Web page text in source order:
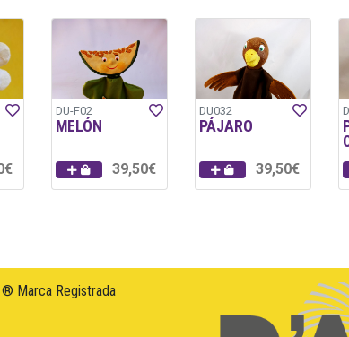
DU-F02
MELÓN
39,50€
DU032
PÁJARO
39,50€
Marca Registrada